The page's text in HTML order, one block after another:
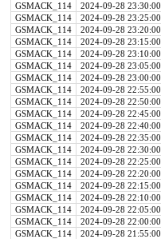
GSMACK_114
2024-09-28 23:30:00
GSMACK_114
2024-09-28 23:25:00
GSMACK_114
2024-09-28 23:20:00
GSMACK_114
2024-09-28 23:15:00
GSMACK_114
2024-09-28 23:10:00
GSMACK_114
2024-09-28 23:05:00
GSMACK_114
2024-09-28 23:00:00
GSMACK_114
2024-09-28 22:55:00
GSMACK_114
2024-09-28 22:50:00
GSMACK_114
2024-09-28 22:45:00
GSMACK_114
2024-09-28 22:40:00
GSMACK_114
2024-09-28 22:35:00
GSMACK_114
2024-09-28 22:30:00
GSMACK_114
2024-09-28 22:25:00
GSMACK_114
2024-09-28 22:20:00
GSMACK_114
2024-09-28 22:15:00
GSMACK_114
2024-09-28 22:10:00
GSMACK_114
2024-09-28 22:05:00
GSMACK_114
2024-09-28 22:00:00
GSMACK_114
2024-09-28 21:55:00